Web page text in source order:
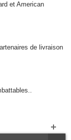
et American
de livraison